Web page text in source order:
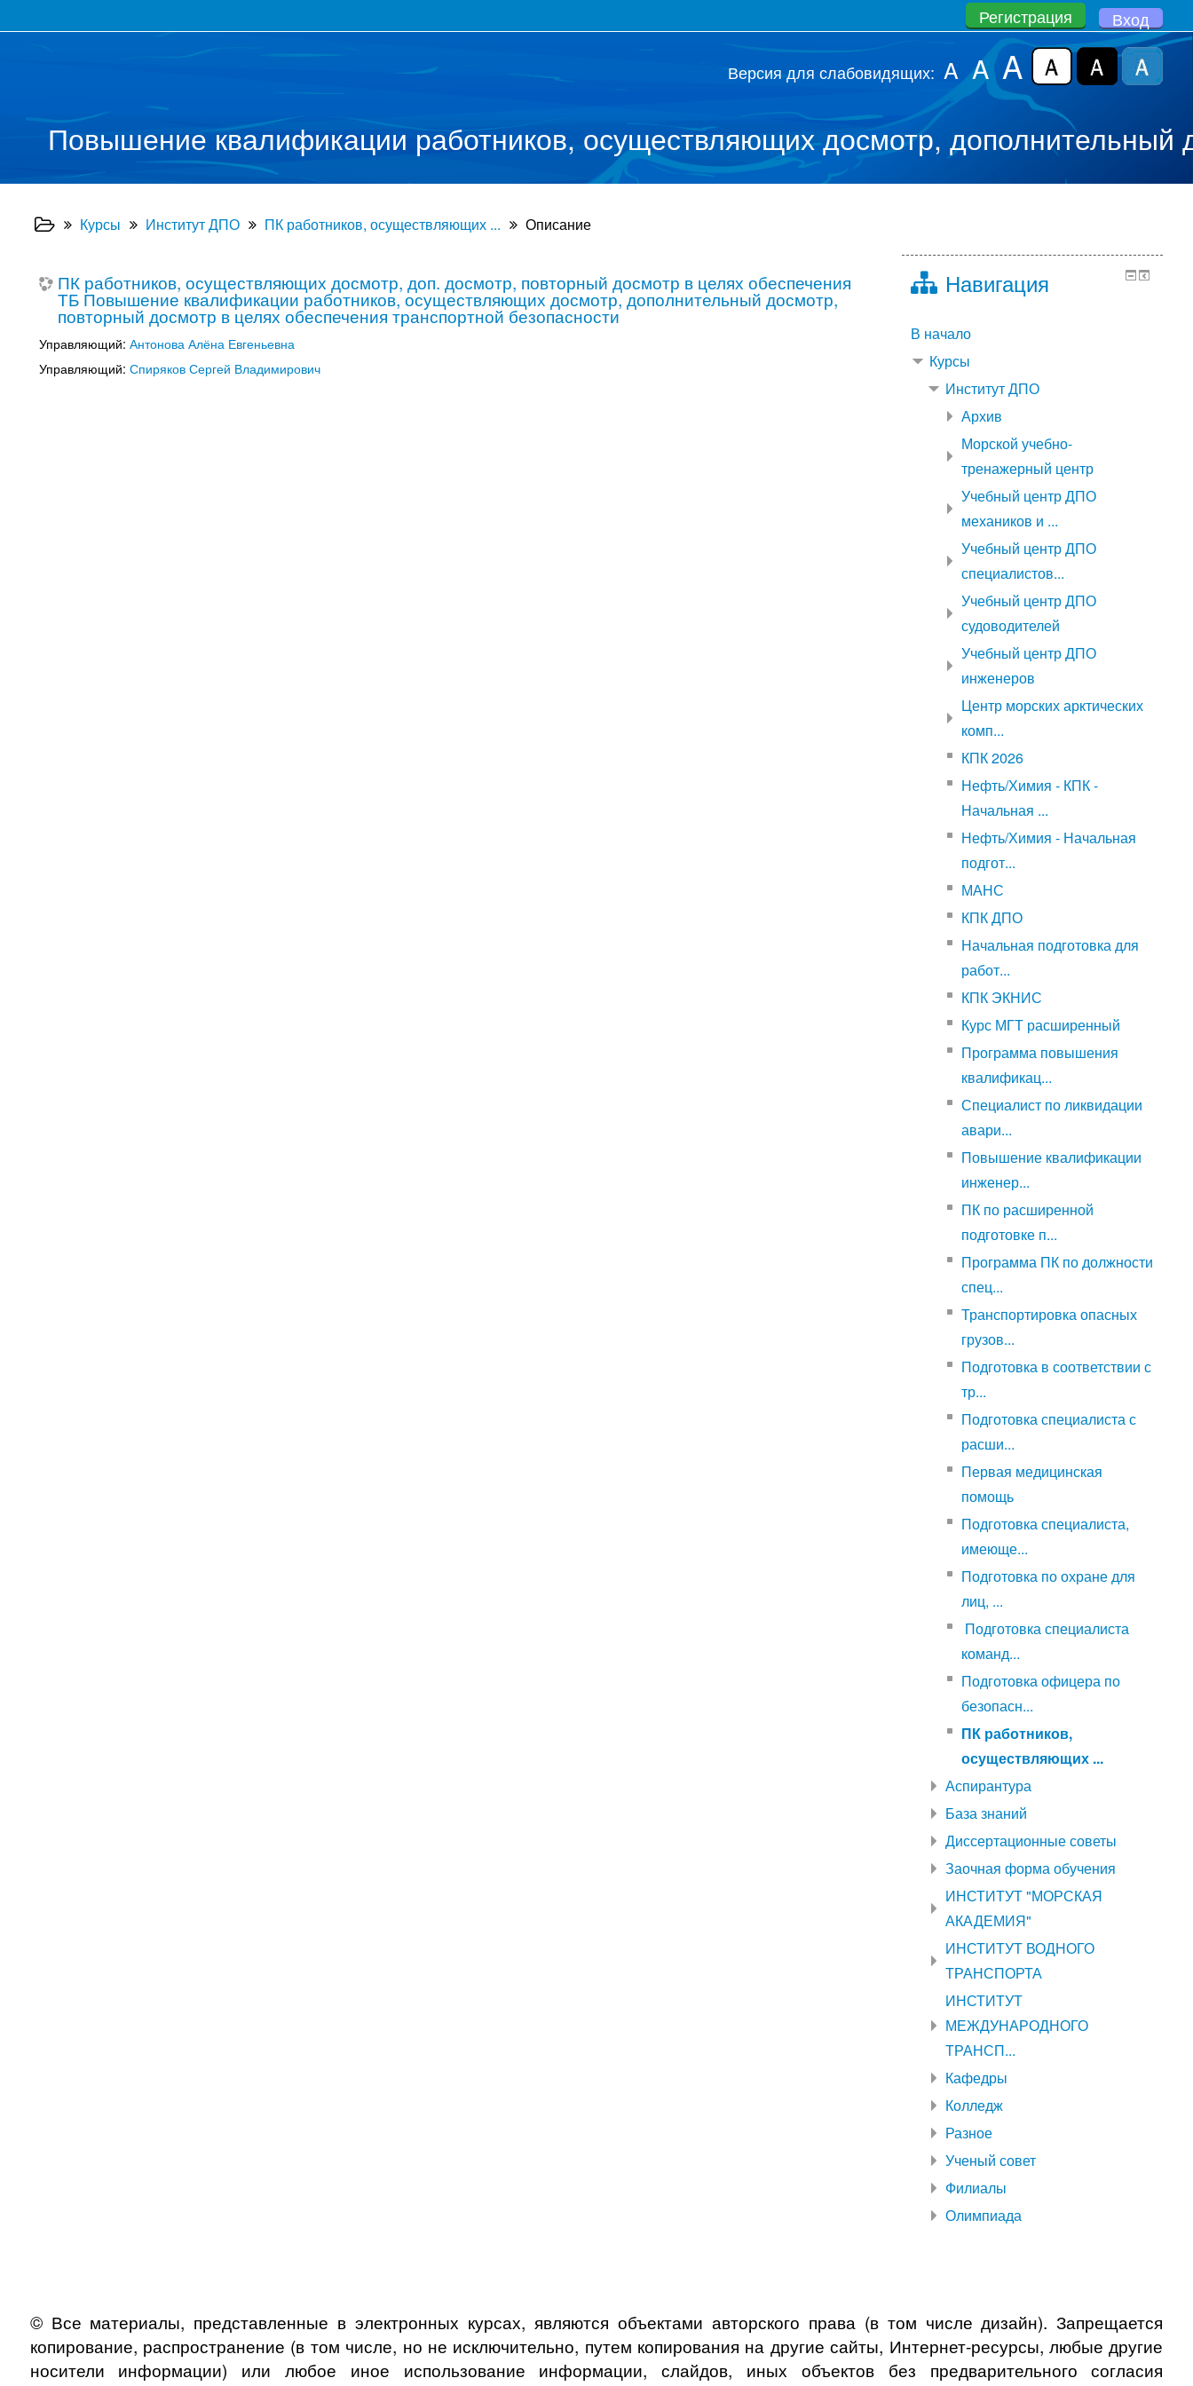
Регистрация Вход
Версия для слабовидящих: A A A
Повышение квалификации работников, осуществляющих досмотр, дополнительный
Курсы Институт ДПО ПК работников, осуществляющих ... Описание
ПК работников, осуществляющих досмотр, доп. досмотр, повторный досмотр в целях обеспечения
ТБ Повышение квалификации работников, осуществляющих досмотр, дополнительный досмотр,
повторный досмотр в целях обеспечения транспортной безопасности
Управляющий: Антонова Алёна Евгеньевна
Управляющий: Спиряков Сергей Владимирович
Навигация
В начало
Курсы
Институт ДПО
Архив
Морской учебно-
тренажерный центр
Учебный центр ДПО
механиков и ...
Учебный центр ДПО
специалистов...
Учебный центр ДПО
судоводителей
Учебный центр ДПО
инженеров
Центр морских арктических
комп...
КПК 2026
Нефть/Химия - КПК -
Начальная ...
Нефть/Химия - Начальная
подгот...
МАНС
КПК ДПО
Начальная подготовка для
работ...
КПК ЭКНИС
Курс МГТ расширенный
Программа повышения
квалификац...
Специалист по ликвидации
авари...
Повышение квалификации
инженер...
ПК по расширенной
подготовке п...
Программа ПК по должности
спец...
Транспортировка опасных
грузов...
Подготовка в соответствии с
тр...
Подготовка специалиста с
расши...
Первая медицинская
помощь
Подготовка специалиста,
имеюще...
Подготовка по охране для
лиц, ...
Подготовка специалиста
команд...
Подготовка офицера по
безопасн...
ПК работников,
осуществляющих ...
Аспирантура
База знаний
Диссертационные советы
Заочная форма обучения
ИНСТИТУТ "МОРСКАЯ
АКАДЕМИЯ"
ИНСТИТУТ ВОДНОГО
ТРАНСПОРТА
ИНСТИТУТ
МЕЖДУНАРОДНОГО
ТРАНСП...
Кафедры
Колледж
Разное
Ученый совет
Филиалы
Олимпиада
© Все материалы, представленные в электронных курсах, являются объектами авторского права (в том числе дизайн). Запрещается
копирование, распространение (в том числе, но не исключительно, путем копирования на другие сайты, Интернет-ресурсы, любые другие
носители информации) или любое иное использование информации, слайдов, иных объектов без предварительного согласия